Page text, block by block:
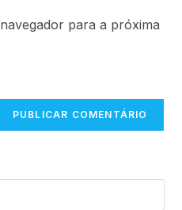
para a próxima